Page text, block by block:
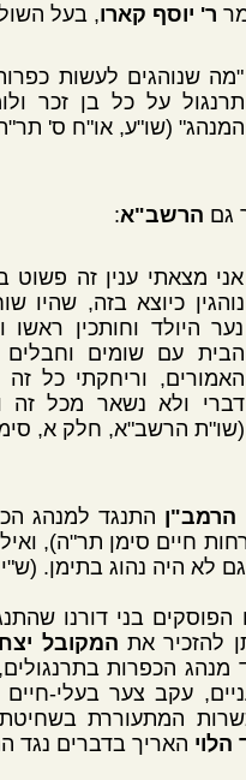
ר' יוסף קארו, בעל
"מה שנוהגים לעשות
תרנגול על כל בן זכר
המנהג" (שו"ע, או"ח ס'
גם הרשב"א:
אני מצאתי ענין זה פשוט
נוהגין כיוצא בזה, שהיו
נער היולד וחותכין
הבית עם שומים וחבלים
האמורים, וריחקתי כל
דברי ולא נשאר מכל זה
(שו"ת הרשב"א, חלק א,
הרמב"ן התנגד למנהג
חיים סימן תר"ה),
לא היה נהוג בתימן. (ש"י
הפוסקים בני דורנו
להזכיר את המקובל
מנהג הכפרות
עקב צער בעלי-
המתעוררת בשחיטת
הלוי האריך בדברים נגד